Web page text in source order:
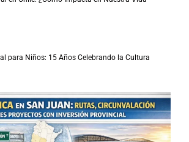
para Niños: 15 Años Celebrando la Cultura